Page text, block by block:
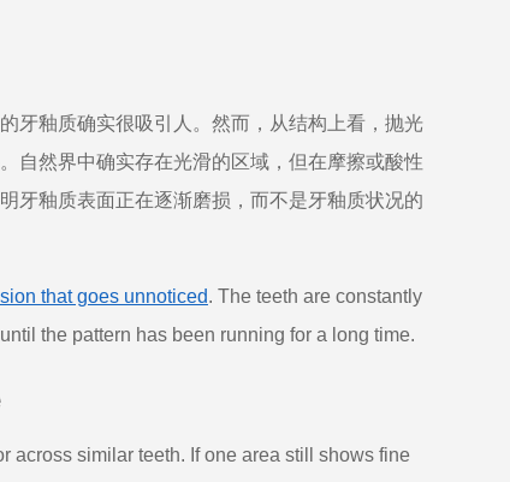
牙釉质确实很吸引人。然而，从结构上看，抛光
自然界中确实存在光滑的区域，但在摩擦或酸性
牙釉质表面正在逐渐磨损，而不是牙釉质状况的
that goes unnoticed. The teeth are constantly
the pattern has been running for a long time.
across similar teeth. If one area still shows fine